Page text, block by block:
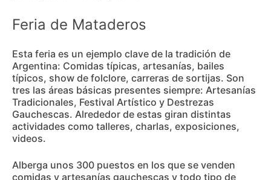
Feria de Mataderos
Esta feria es un ejemplo clave de la tradición de
Argentina: Comidas típicas, artesanías, bailes
típicos, show de folclore, carreras de sortijas. Son
tres las áreas básicas presentes siempre: Artesanías
Tradicionales, Festival Artístico y Destrezas
Gauchescas. Alrededor de estas giran distintas
actividades como talleres, charlas, exposiciones,
videos.
Alberga unos 300 puestos en los que se venden
comidas y artesanías gauchescas y todo tipo de